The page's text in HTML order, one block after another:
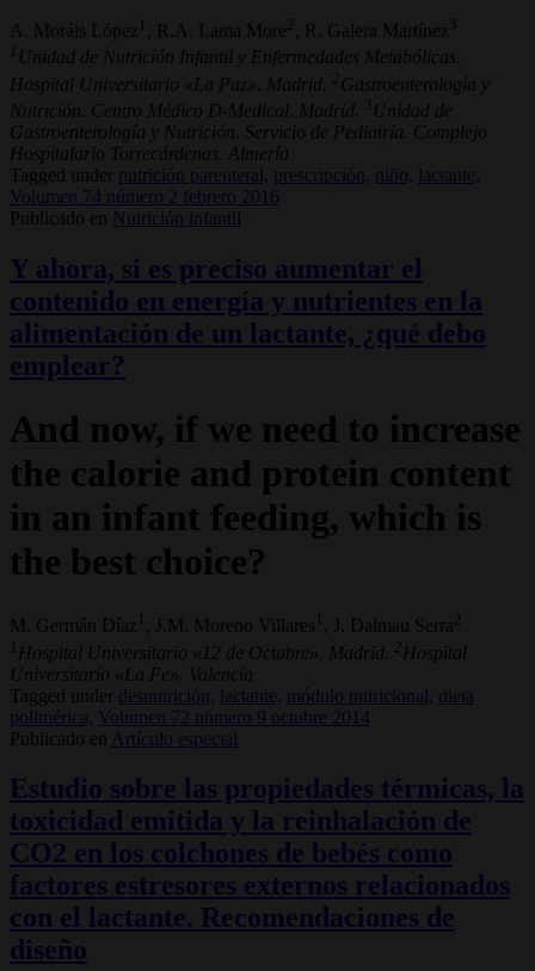
A. Moráis López 1 , R.A. Lama More , R. Galera Martínez 3
1
Unidad de Nutrición Infantil y Enfermedades Metabólicas.
Hospital Universitario «La Paz». Madrid.
2Gastroenterología y
Nutrición. Centro Médico D-Medical. Madrid.
3 Unidad de
Gastroenterología y Nutrición. Servicio de Pediatría. Complejo
Hospitalario Torrecárdenas. Almería
Tagged under
nutrición parenteral, prescripción, niño,
lactante,
Volumen 74 número 2 febrero 2016
Publicado en
Nutrición infantil
Y ahora, si es preciso aumentar el
contenido en energía y nutrientes en la
alimentación de un lactante, ¿qué debo
emplear?
And now, if we need to increase
the calorie and protein content
in an infant feeding, which is
the best choice?
M. Germán Díaz 1 , J.M. Moreno Villares 1 , J. Dalmau Serra
1 Hospital Universitario «12 de Octubre». Madrid. 2 Hospital
Universitario «La Fe». Valencia
Tagged under
desnutrición, lactante, módulo nutricional,
dieta
polimérica,
Volumen 72 número 9 octubre 2014
Publicado en
Artículo especial
Estudio sobre las propiedades térmicas, la
toxicidad emitida y la reinhalación de
CO2 en los colchones de bebés como
factores estresores externos relacionados
con el lactante. Recomendaciones de
diseño